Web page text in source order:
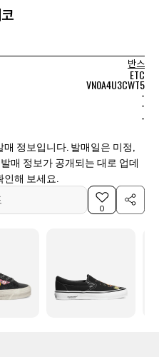
반스
ETC
VN0A4U3CWT5
-
-
-
정보입니다. 발매일은 미정,
발매 정보가 공개되는 대로 업데
해 보세요.
0